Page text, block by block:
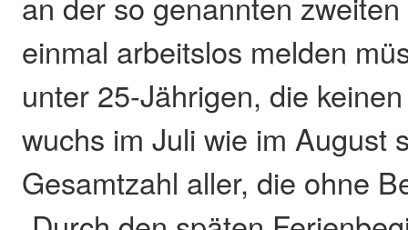
einmal arbeitslos melden
unter 25-Jährigen, die
wuchs im Juli wie im August
Gesamtzahl aller, die ohne